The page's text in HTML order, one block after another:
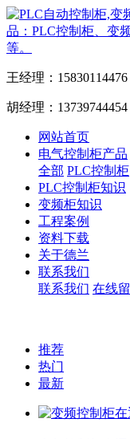
品：PLC控制柜、变
等。
王经理：15830114476
胡经理：13739744454
网站首页
电气控制柜产品
全部 PLC控制柜
PLC控制柜知识
变频柜知识
工程案例
资料下载
关于德兰
联系我们
联系我们 在线
推荐
热门
最新